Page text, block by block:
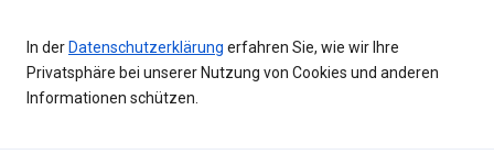
In der Datenschutzerklärung erfahren Sie, wie wir Ihre
Privatsphäre bei unserer Nutzung von Cookies und anderen
Informationen schützen.